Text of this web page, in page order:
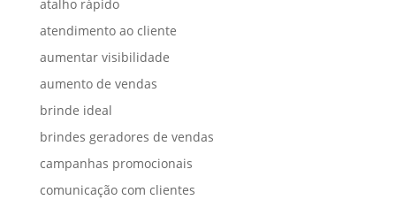
atalho rápido
atendimento ao cliente
aumentar visibilidade
aumento de vendas
brinde ideal
brindes geradores de vendas
campanhas promocionais
comunicação com clientes